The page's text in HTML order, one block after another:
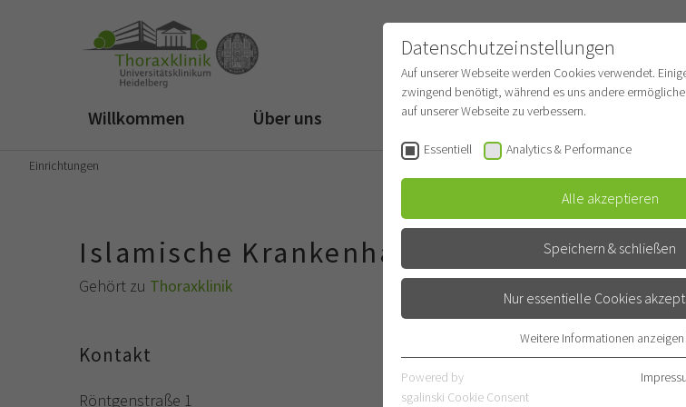
Willkommen Über uns Für Patienten Für Ärzte
Einrichtungen
Islamische Krankenhausseelsorge
Gehört zu Thoraxklinik
Kontakt
Röntgenstraße 1
Datenschutzeinstellungen
Auf unserer Webseite werden Cookies verwendet.
zwingend benötigt, während es uns andere
auf unserer Webseite zu verbessern.
Essentiell Analytics & Performance
Alle akzeptieren
Speichern & schließen
Nur essentielle Cookies
Essentielle Cookies werden für grundlegende
benötigt. Dadurch ist gewährleistet, dass die
Weitere Informationen anzeigen
Powered by
sgalinski Cookie Consent